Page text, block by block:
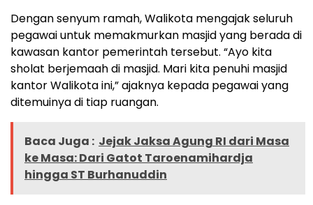
Dengan senyum ramah, Walikota mengajak seluruh
pegawai untuk memakmurkan masjid yang berada di
kawasan kantor pemerintah tersebut. “Ayo kita
sholat berjemaah di masjid. Mari kita penuhi masjid
kantor Walikota ini,” ajaknya kepada pegawai yang
ditemuinya di tiap ruangan.
Baca Juga : Jejak Jaksa Agung RI dari Masa
ke Masa: Dari Gatot Taroenamihardja
hingga ST Burhanuddin